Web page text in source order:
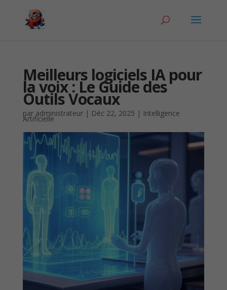
Meilleurs logiciels IA pour
la voix : Le Guide des
Outils Vocaux
par administrateur| Déc 22, 2025 | Intelligence
Artificielle